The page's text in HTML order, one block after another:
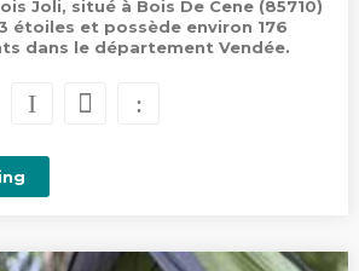
Joli, situé à Bois De Cene (85710)
étoiles et possède environ 176
dans le département Vendée.